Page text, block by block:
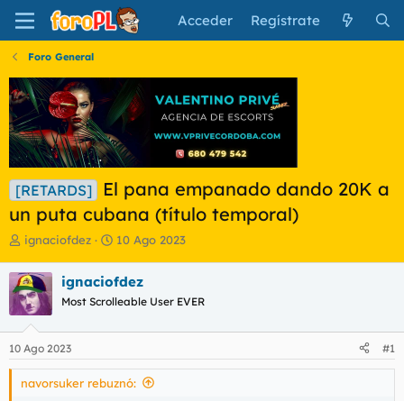
Acceder Regístrate
Foro General
[RETARDS]
El pana empanado dando 20K a
un puta cubana (título temporal)
I
i
c
i
a
d
o
r
d
ignaciofdez
F
h
a
e
n
i
10 Ago 2023
ignaciofdez
Most Scrolleable User EVER
10 Ago 2023 #1
navorsuker rebuznó: